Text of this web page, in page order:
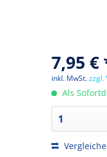
7,95 €
inkl. MwSt.zzgl.
Als